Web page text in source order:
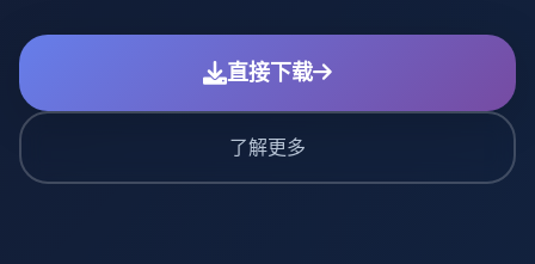
直接下载
了解更多